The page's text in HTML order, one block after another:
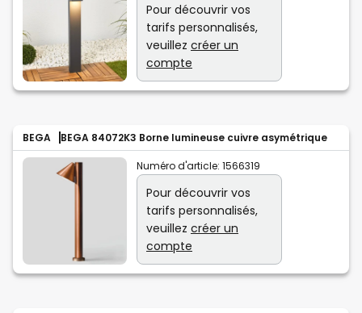
Pour découvrir vos
tarifs personnalisés,
veuillez créer un
compte
BEGA BEGA 84072K3 Borne lumineuse cuivre asymétrique
Numéro d'article: 1566319
Pour découvrir vos
tarifs personnalisés,
veuillez créer un
compte